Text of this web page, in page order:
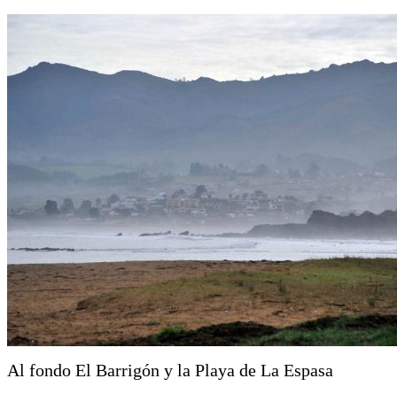
Al fondo El Barrigón y la Playa de La Espasa